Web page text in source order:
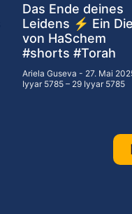
Das Ende deines
Leidens ⚡ Ein
von HaSchem
#shorts #Torah
Ariela Guseva
27. Mai
Iyyar 5785 – 29 Iyyar 5785